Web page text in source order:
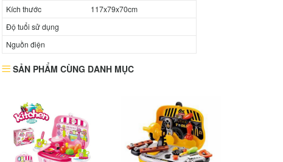
Kích thước
117x79x70cm
Độ tuổi sử dụng
Nguồn điện
SẢN PHẨM CÙNG DANH MỤC